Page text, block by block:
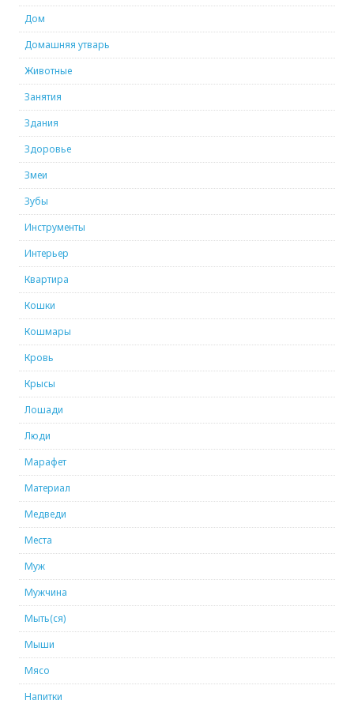
Дом
Домашняя утварь
Животные
Занятия
Здания
Здоровье
Змеи
Зубы
Инструменты
Интерьер
Квартира
Кошки
Кошмары
Кровь
Крысы
Лошади
Люди
Марафет
Материал
Медведи
Места
Муж
Мужчина
Мыть(ся)
Мыши
Мясо
Напитки